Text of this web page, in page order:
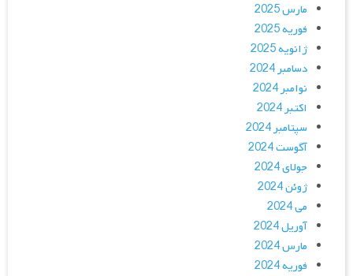
مارس 2025
فوریه 2025
ژانویه 2025
دسامبر 2024
نوامبر 2024
اکتبر 2024
سپتامبر 2024
آگوست 2024
جولای 2024
ژوئن 2024
می 2024
آوریل 2024
مارس 2024
فوریه 2024